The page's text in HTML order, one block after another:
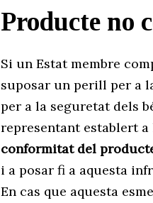
Producte no
Si un Estat membre
suposar un perill per a
per a la seguretat dels
representant establert
conformitat del
i a posar fi a aquesta
En cas que aquesta